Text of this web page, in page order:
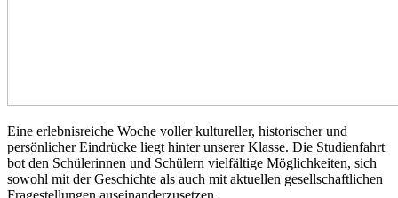
Eine erlebnisreiche Woche voller kultureller, historischer und
persönlicher Eindrücke liegt hinter unserer Klasse. Die Studienfahrt
bot den Schülerinnen und Schülern vielfältige Möglichkeiten, sich
sowohl mit der Geschichte als auch mit aktuellen gesellschaftlichen
Fragestellungen auseinanderzusetzen.